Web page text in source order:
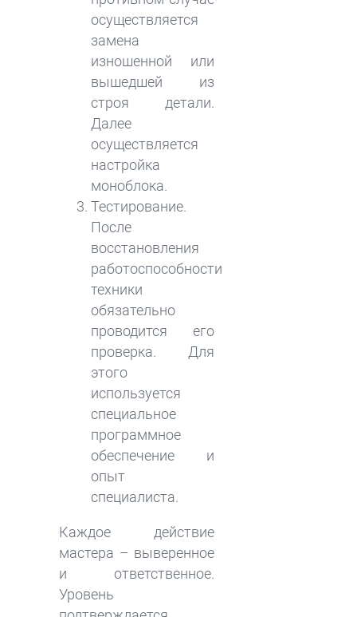
осуществляется
замена
изношенной или
вышедшей из
строя детали.
Далее
осуществляется
настройка
моноблока.
Тестирование.
После
восстановления
работоспособности
техники
обязательно
проводится его
проверка. Для
этого
используется
специальное
программное
обеспечение и
опыт
специалиста.
Каждое действие
мастера – выверенное
и ответственное.
Уровень